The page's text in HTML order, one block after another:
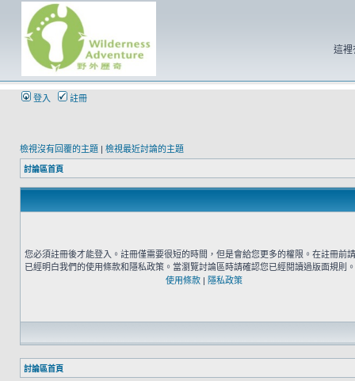
這裡
登入 註冊
檢視沒有回覆的主題 | 檢視最近討論的主題
討論區首頁
您必須註冊後才能登入。註冊僅需要很短的時間，但是會給您更多的權限。在註冊前
已經明白我們的使用條款和隱私政策。當瀏覽討論區時請確認您已經閱讀過版面規則。
使用條款 | 隱私政策
討論區首頁